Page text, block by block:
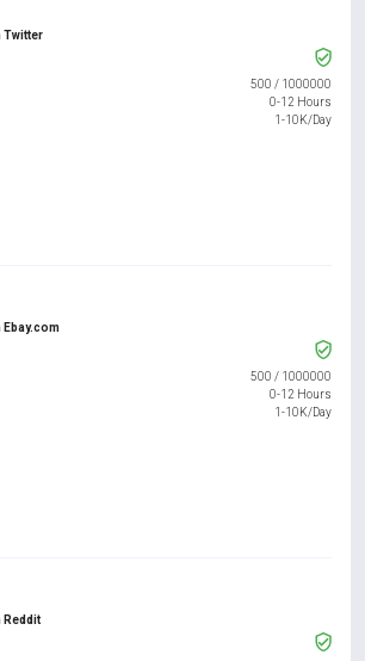
Twitter
500 / 1000000
0-12 Hours
1-10K/Day
Ebay.com
500 / 1000000
0-12 Hours
1-10K/Day
Reddit